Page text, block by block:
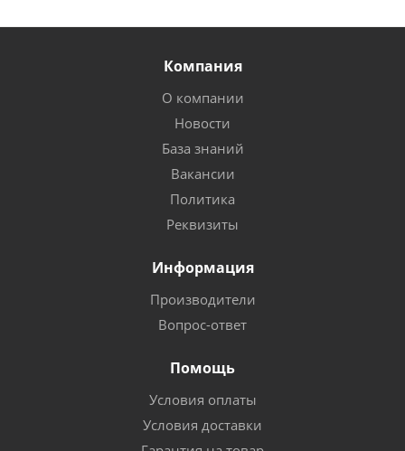
Компания
О компании
Новости
База знаний
Вакансии
Политика
Реквизиты
Информация
Производители
Вопрос-ответ
Помощь
Условия оплаты
Условия доставки